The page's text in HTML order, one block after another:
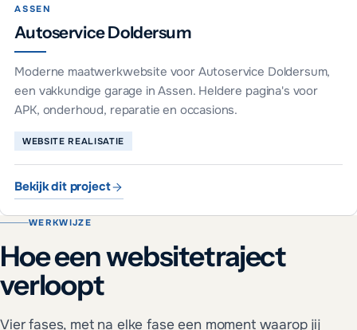
ASSEN
Autoservice Doldersum
Moderne maatwerkwebsite voor Autoservice Doldersum,
een vakkundige garage in Assen. Heldere pagina's voor
APK, onderhoud, reparatie en occasions.
WEBSITE REALISATIE
Bekijk dit project
Autoservice Doldersum
WERKWIJZE
Hoe een websitetraject
verloopt
Vier fases, met na elke fase een moment waarop jij